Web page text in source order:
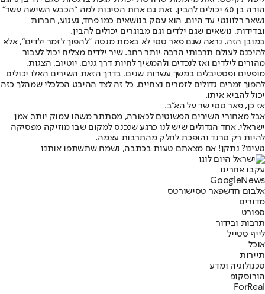
הורה בן 40 יכולים להבין. זאת גם אחת הסיבות למה “הכבש השישה עשר”
נשאר רלוונטי עד היום, הוא עסק בנושאים כמו פחד, געגוע, חברות
ובדידות, נושאים שגם ילדים וגם מבוגרים יכולים להבין.
במובן הזה, נראה שגם פאר טסי לא באמת מנסה “להפוך לזמר ילדים”, אלא
להיכנס לעולם תרבותי הרבה יותר רחב. שיר ילדים מצליח יכול לעבור
מהורים לילדים ואז לנכדים ולהמשיך לחיות דרך גנים, יוטיוב, הצגות,
מופעים ופסטיבלים במשך עשרות שנים. בדרך הזאת השירים האלו יכולים
להפוך זמרים גדולים לזמרים נצחיים. כל זה לצד ההיבט הכלכלי שמהלך כזה
יכול להביא איתו.
אז כן, פאר טסי שר על הא״ב.
אבל מאחורי השירים הפשוטים לכאורה, מסתתר משהו עמוק יותר, אמן
ישראלי, אחד הגדולים שיש לנו כרגע שנכנס למקום שבו מוזיקה מפסיקה
להיות רק טרנד והופכת לחלק מהתרבות עצמה.
טעינו? נתקן! אם מצאתם טעות בכתבה, נשמח שתשתפו אותנו
עקבו אחרינו
Googl eNews
אלבום חדשפאר טסישורטס
מדורים
ספורט
תרבות ובידור
לייף סטייל
אוכל
תיירות
טכנולוגיה ומדע
הורוסקופ
ForReal